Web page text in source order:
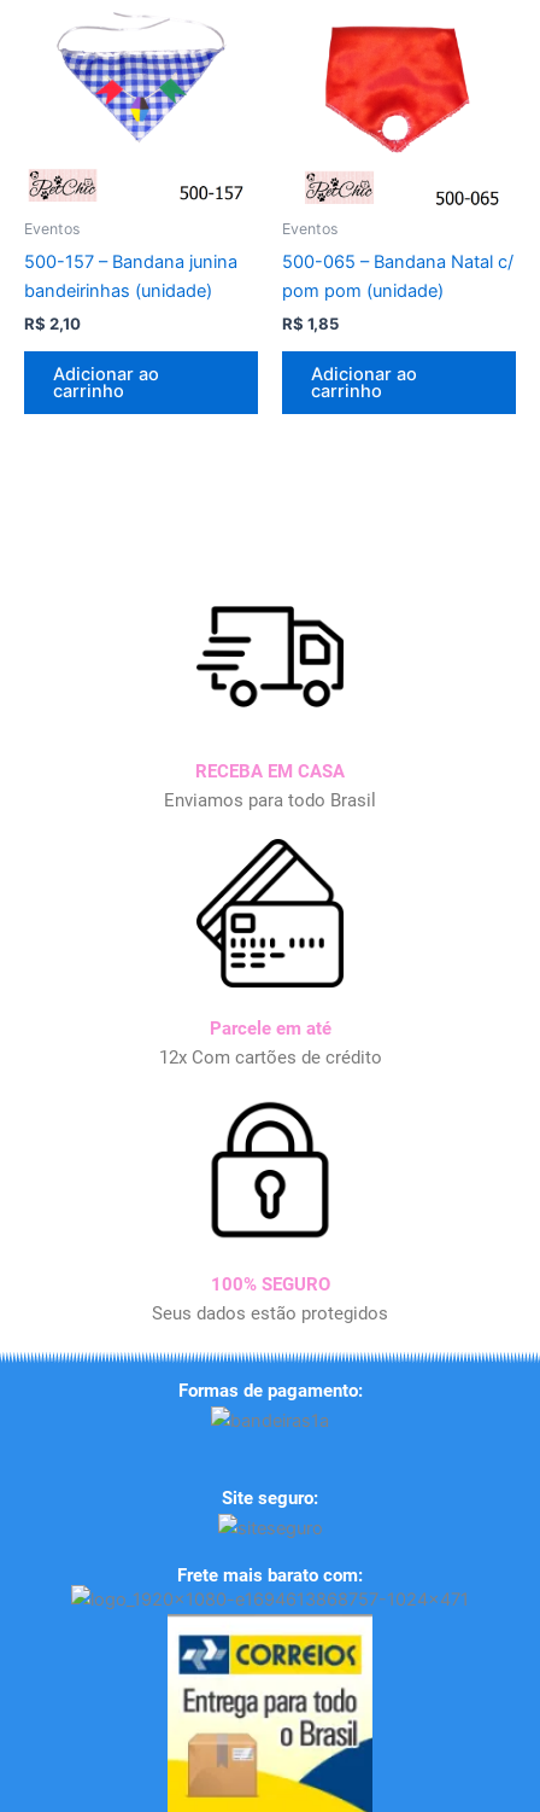
Eventos
500-157 – Bandana junina
bandeirinhas (unidade)
R$ 2,10
Adicionar ao
carrinho
Eventos
500-065 – Bandana Natal c/
pom pom (unidade)
R$ 1,85
Adicionar ao
carrinho
RECEBA EM CASA
Enviamos para todo Brasil
Parcele em até
12x Com cartões de crédito
100% SEGURO
Seus dados estão protegidos
Formas de pagamento:
Site seguro:
Frete mais barato com: